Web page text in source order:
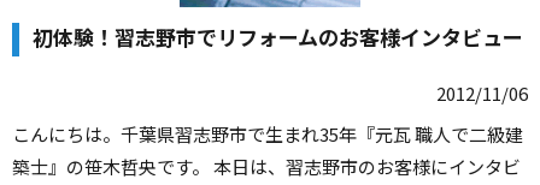
初体験！習志野市でリフォームのお客様インタビュー
2012/11/06
こんにちは。千葉県習志野市で生まれ35年『元瓦 職人で二級建
築士』の笹木哲央です。 本日は、習志野市のお客様にインタビ